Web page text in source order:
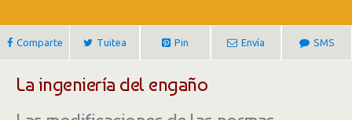
Comparte Tuitea Pin Envía SMS
La ingeniería del engaño